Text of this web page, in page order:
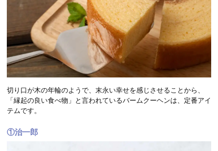
切り口が木の年輪のようで、末永い幸せを感じさせることから、
「縁起の良い食べ物」と言われているバームクーヘンは、定番アイ
テムです。
①治一郎